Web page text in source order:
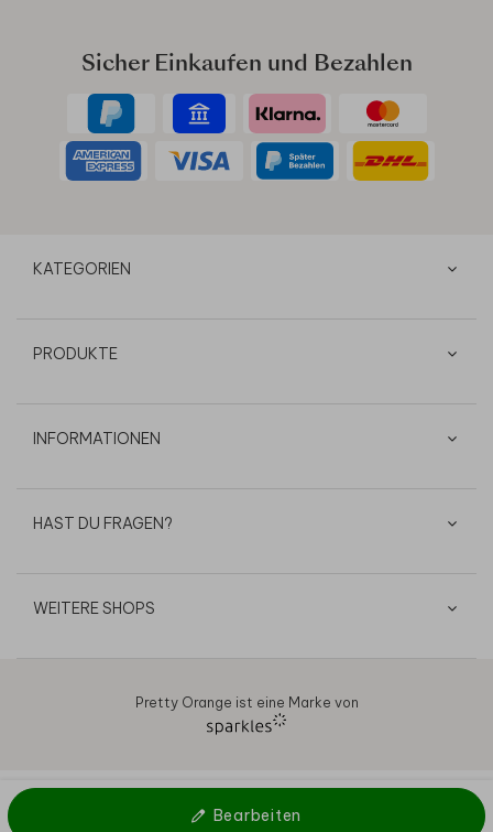
Bearbeiten
Sicher Einkaufen und Bezahlen
KATEGORIEN
PRODUKTE
INFORMATIONEN
HAST DU FRAGEN?
WEITERE SHOPS
Pretty Orange ist eine Marke von
AGB Datenschutz Cookies Impressum © 2026